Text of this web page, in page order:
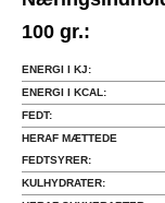
100 gr.:
ENERGI I KJ:
ENERGI I KCAL:
FEDT:
HERAF MÆTTEDE
FEDTSYRER:
KULHYDRATER: